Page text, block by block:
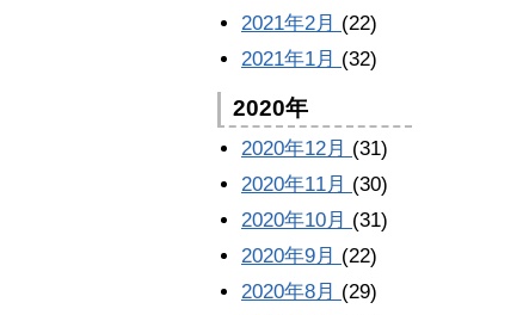
2021年2月 (22)
2021年1月 (32)
2020年
2020年12月 (31)
2020年11月 (30)
2020年10月 (31)
2020年9月 (22)
2020年8月 (29)